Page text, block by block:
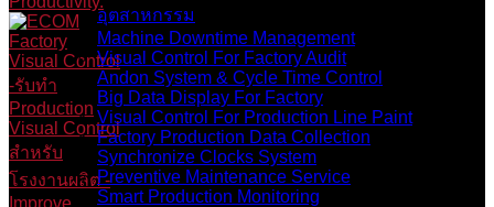
อุตสาหกรรม
Machine Downtime Management
Visual Control For Factory Audit
Andon System & Cycle Time Control
Big Data Display For Factory
Visual Control For Production Line Paint
Factory Production Data Collection
Synchronize Clocks System
Preventive Maintenance Service
Smart Production Monitoring